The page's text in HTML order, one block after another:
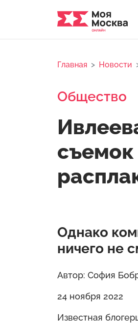
Главная Новости
Общество
Однако
ничего не
Автор: София
24 ноября 2022
Известная